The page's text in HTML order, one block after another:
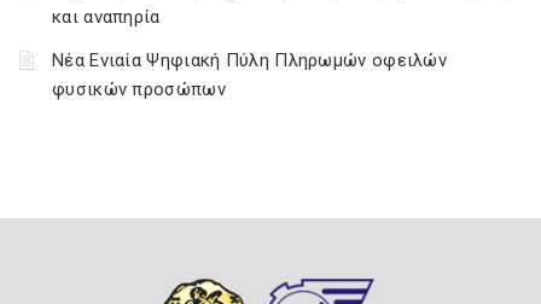
και αναπηρία
Νέα Ενιαία Ψηφιακή Πύλη Πληρωμών οφειλών
φυσικών προσώπων